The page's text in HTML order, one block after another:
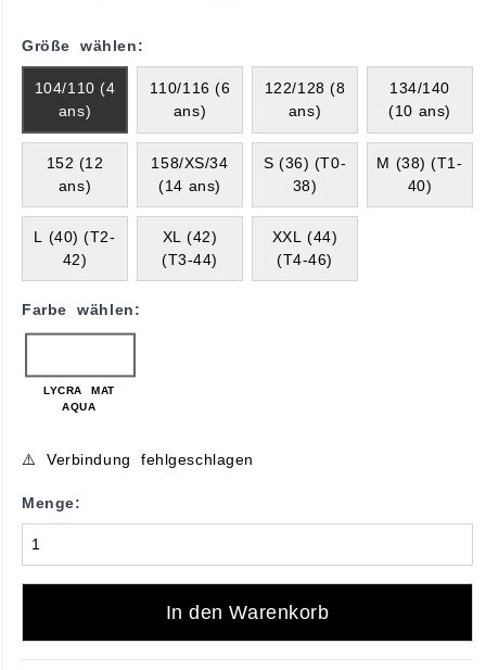
Größe wählen:
104/110 (4
ans)
110/116 (6
ans)
122/128 (8
ans)
134/140
(10 ans)
152 (12
ans)
158/XS/34
(14 ans)
S (36) (T0-
38)
M (38) (T1-
40)
L (40) (T2-
42)
XL (42)
(T3-44)
XXL (44)
(T4-46)
Farbe wählen:
LYCRA MAT
AQUA
⚠️ Verbindung fehlgeschlagen
Menge:
In den Warenkorb